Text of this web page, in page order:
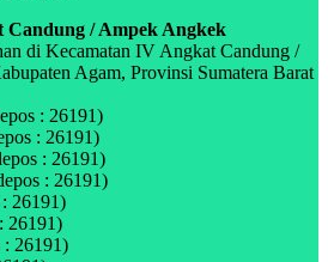
Candung / Ampek Angkek
di Kecamatan IV Angkat Candung /
Agam, Provinsi Sumatera Barat
: 26191)
: 26191)
: 26191)
: 26191)
26191)
26191)
26191)